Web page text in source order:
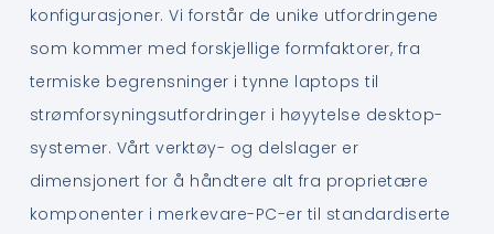
konfigurasjoner. Vi forstår de unike utfordringene
som kommer med forskjellige formfaktorer, fra
termiske begrensninger i tynne laptops til
strømforsyningsutfordringer i høyytelse desktop-
systemer. Vårt verktøy- og delslager er
dimensjonert for å håndtere alt fra proprietære
komponenter i merkevare-PC-er til standardiserte